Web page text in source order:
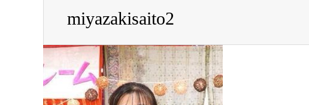
miyazakisaito2
miyazakisaito2